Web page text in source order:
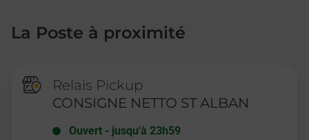
La Poste à proximité
Relais Pickup
CONSIGNE NETTO ST ALBAN
Ouvert - jusqu'à 23h59